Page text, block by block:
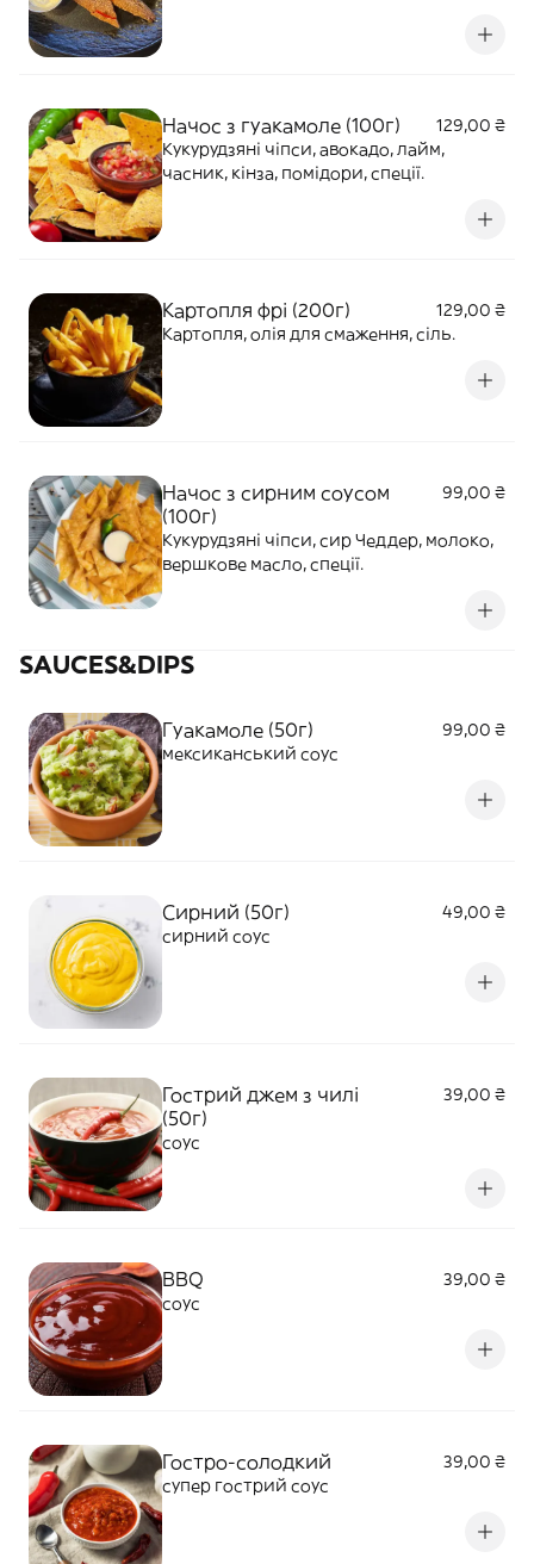
Начос з гуакамоле (100г)
129,00 ₴
Кукурудзяні чіпси, авокадо, лайм,
часник, кінза, помідори, спеції.
Картопля фрі (200г)
129,00 ₴
Картопля, олія для смаження, сіль.
Начос з сирним соусом
(100г)
99,00 ₴
Кукурудзяні чіпси, сир Чеддер, молоко,
вершкове масло, спеції.
SAUCES&DIPS
Гуакамоле (50г)
99,00 ₴
мексиканський соус
Сирний (50г)
49,00 ₴
сирний соус
Гострий джем з чилі
(50г)
39,00 ₴
соус
BBQ
39,00 ₴
соус
Гостро-солодкий
39,00 ₴
супер гострий соус